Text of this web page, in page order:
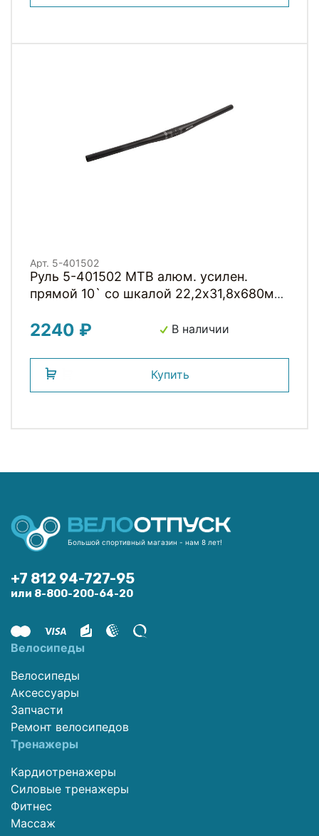
Арт. 5-401502
Руль 5-401502 MTB алюм. усилен.
прямой 10` со шкалой 22,2х31,8х680мм
flat on top-29 на блист. ZOOM
2240 ₽ В наличии
Купить
Большой спортивный магазин - нам 8 лет!
+7 812 94-727-95
или 8-800-200-64-20
Велосипеды
Велосипеды
Аксессуары
Запчасти
Ремонт велосипедов
Тренажеры
Кардиотренажеры
Силовые тренажеры
Фитнес
Массаж